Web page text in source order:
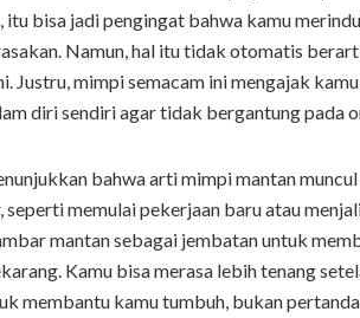
itu bisa jadi pengingat bahwa kamu
Namun, hal itu tidak otomatis
Justru, mimpi semacam ini mengajak
diri sendiri agar tidak bergantung pada
bahwa arti mimpi mantan
seperti memulai pekerjaan baru atau
mantan sebagai jembatan untuk
Kamu bisa merasa lebih tenang
membantu kamu tumbuh, bukan